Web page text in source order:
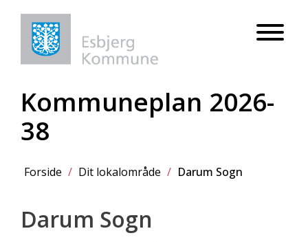
Kommuneplan 2026-
38
Forside / Dit lokalområde / Darum Sogn
Darum Sogn